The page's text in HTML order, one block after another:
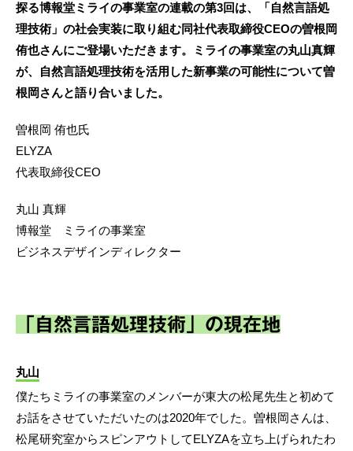
探る博報堂ミライの事業室の連載の第3回は、「自然言語処
理技術」の社会実装に取り組む同社代表取締役CEOの曽根岡
侑也さんにご登場いただきます。ミライの事業室の丸山真輝
が、自然言語処理技術を活用した新事業の可能性について曽
根岡さんと語り合いました。
曽根岡 侑也氏
ELYZA
代表取締役CEO
丸山 真輝
博報堂 ミライの事業室
ビジネスデザインディレクター
「自然言語処理技術」の現在地
丸山
僕たちミライの事業室のメンバーが東大の松尾先生と初めて
お話をさせていただいたのは2020年でした。曽根岡さんは、
松尾研究室からスピンアウトしてELYZAを立ち上げられたわ